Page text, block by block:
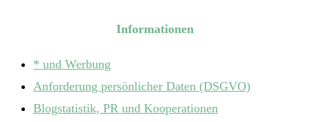
Informationen
* und Werbung
Anforderung persönlicher Daten (DSGVO)
Blogstatistik, PR und Kooperationen